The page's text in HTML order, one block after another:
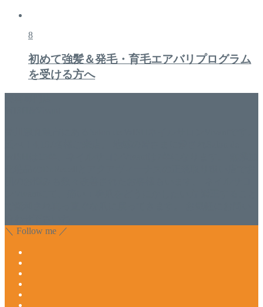
8
初めて強髪＆発毛・育毛エアバリプログラム
を受ける方へ
＼ Follow me ／